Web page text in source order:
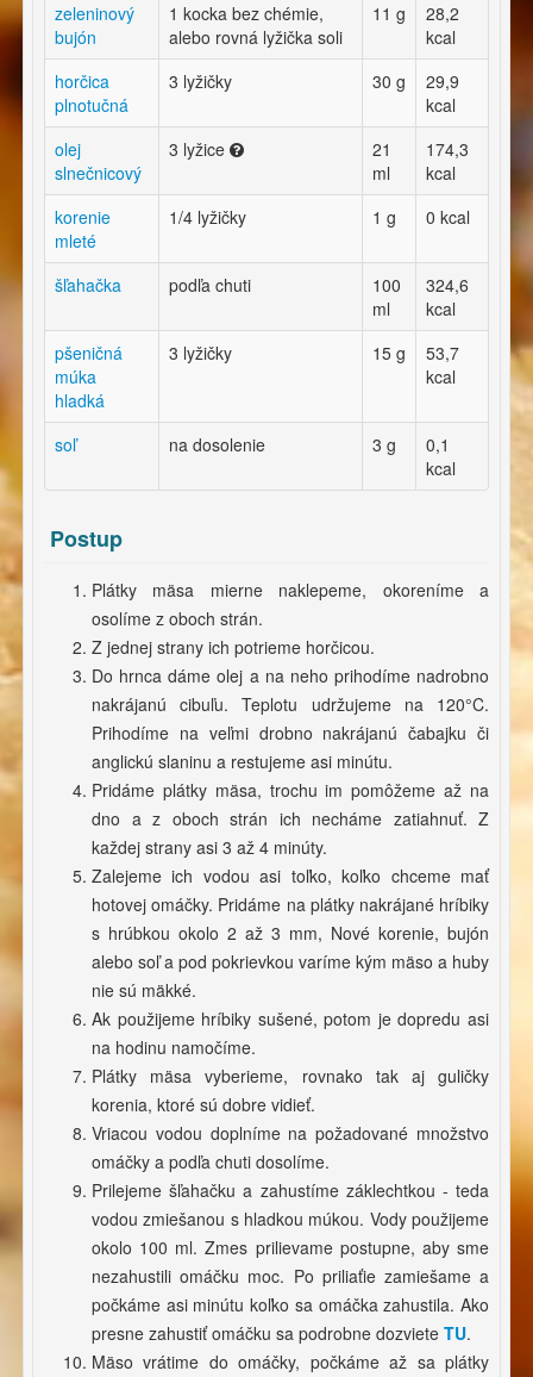
zeleninový
bujón
1 kocka bez chémie,
alebo rovná lyžička soli
11 g
28,2
kcal
horčica
plnotučná
3 lyžičky 30 g
29,9
kcal
olej
slnečnicový
3 lyžice
21
ml
174,3
kcal
korenie
mleté
1/4 lyžičky 1 g 0 kcal
šľahačka podľa chuti
100
ml
324,6
kcal
pšeničná
múka
hladká
3 lyžičky 15 g
53,7
kcal
soľ na dosolenie 3 g
0,1
kcal
Postup
Plátky mäsa mierne naklepeme, okoreníme a
osolíme z oboch strán.
Z jednej strany ich potrieme horčicou.
Do hrnca dáme olej a na neho prihodíme nadrobno
nakrájanú cibuľu. Teplotu udržujeme na 120°C.
Prihodíme na veľmi drobno nakrájanú čabajku či
anglickú slaninu a restujeme asi minútu.
Pridáme plátky mäsa, trochu im pomôžeme až na
dno a z oboch strán ich necháme zatiahnuť. Z
každej strany asi 3 až 4 minúty.
Zalejeme ich vodou asi toľko, koľko chceme mať
hotovej omáčky. Pridáme na plátky nakrájané hríbiky
s hrúbkou okolo 2 až 3 mm, Nové korenie, bujón
alebo soľ a pod pokrievkou varíme kým mäso a huby
nie sú mäkké.
Ak použijeme hríbiky sušené, potom je dopredu asi
na hodinu namočíme.
Plátky mäsa vyberieme, rovnako tak aj guličky
korenia, ktoré sú dobre vidieť.
Vriacou vodou doplníme na požadované množstvo
omáčky a podľa chuti dosolíme.
Prilejeme šľahačku a zahustíme záklechtkou - teda
vodou zmiešanou s hladkou múkou. Vody použijeme
okolo 100 ml. Zmes prilievame postupne, aby sme
nezahustili omáčku moc. Po priliaťie zamiešame a
počkáme asi minútu koľko sa omáčka zahustila. Ako
presne zahustiť omáčku sa podrobne dozviete TU.
Mäso vrátime do omáčky, počkáme až sa plátky